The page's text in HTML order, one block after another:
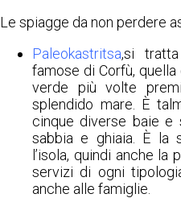
Le spiagge da non perdere
Paleokastritsa,si
famose di Corfù, quella
verde più volte
splendido mare. È
cinque diverse baie e
sabbia e ghiaia. È la
l’isola, quindi anche la
servizi di ogni
anche alle famiglie.